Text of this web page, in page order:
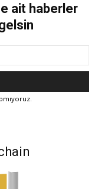
ait haberler